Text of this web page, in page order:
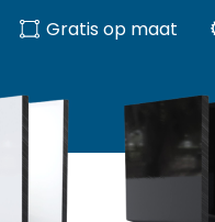
Gratis op maat